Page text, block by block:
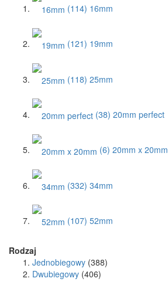
(114) 16mm
(121) 19mm
(118) 25mm
(38) 20mm perfect
(6) 20mm x 20mm
(332) 34mm
(107) 52mm
Rodzaj
Jednobiegowy (388)
Dwubiegowy (406)